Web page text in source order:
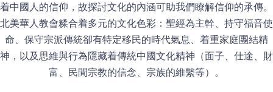
着中國人的信仰，故探討文化的內涵可助我們瞭解信仰的承傳。
北美華人教會糅合着多元的文化色彩：聖經為主幹、持守福音使
命、保守宗派傳統卻有特定移民的時代氣息、着重家庭團結精
神，以及思維與行為隱藏着傳統中國文化精神（面子、仕途、財
富、民間宗教的信念、宗族的維繫等）。